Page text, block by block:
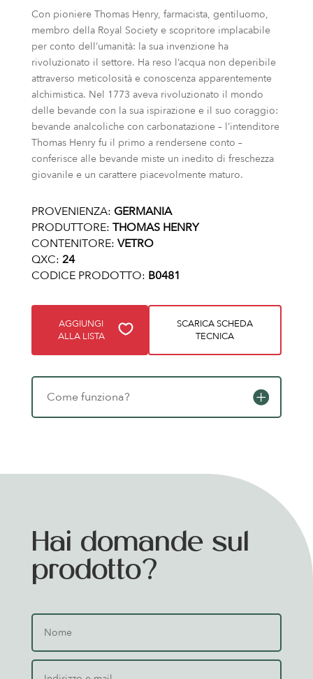
Con pioniere Thomas Henry, farmacista, gentiluomo,
membro della Royal Society e scopritore implacabile
per conto dell’umanità: la sua invenzione ha
rivoluzionato il settore. Ha reso l’acqua non deperibile
attraverso meticolosità e conoscenza apparentemente
alchimistica. Nel 1773 aveva rivoluzionato il mondo
delle bevande con la sua ispirazione e il suo coraggio:
bevande analcoliche con carbonatazione – l’intenditore
Thomas Henry fu il primo a rendersene conto –
conferisce alle bevande miste un inedito di freschezza
giovanile e un carattere piacevolmente maturo.
PROVENIENZA: GERMANIA
PRODUTTORE: THOMAS HENRY
CONTENITORE: VETRO
QXC: 24
CODICE PRODOTTO: B0481
AGGIUNGI
ALLA LISTA
SCARICA SCHEDA
TECNICA
Come funziona?
Hai domande sul
prodotto?